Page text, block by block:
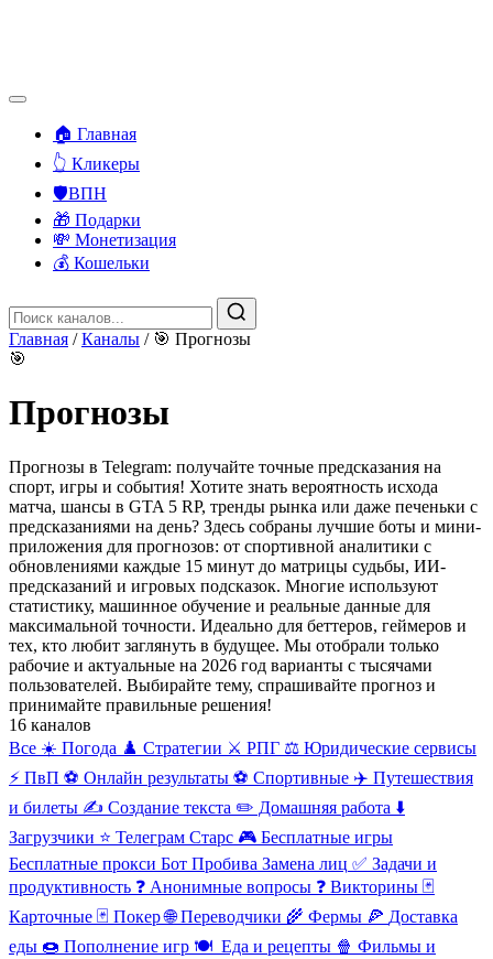
🏠 Главная
👆 Кликеры
🛡️ВПН
🎁 Подарки
💸 Монетизация
💰 Кошельки
Главная / Каналы / 🎯 Прогнозы
🎯
Прогнозы
Прогнозы в Telegram: получайте точные предсказания на
спорт, игры и события! Хотите знать вероятность исхода
матча, шансы в GTA 5 RP, тренды рынка или даже печеньки с
предсказаниями на день? Здесь собраны лучшие боты и мини-
приложения для прогнозов: от спортивной аналитики с
обновлениями каждые 15 минут до матрицы судьбы, ИИ-
предсказаний и игровых подсказок. Многие используют
статистику, машинное обучение и реальные данные для
максимальной точности. Идеально для беттеров, геймеров и
тех, кто любит заглянуть в будущее. Мы отобрали только
рабочие и актуальные на 2026 год варианты с тысячами
пользователей. Выбирайте тему, спрашивайте прогноз и
принимайте правильные решения!
16 каналов
Все ☀️ Погода ♟️ Стратегии ⚔️ РПГ ⚖️ Юридические сервисы
⚡ ПвП ⚽ Онлайн результаты ⚽ Спортивные ✈️ Путешествия
и билеты ✍️ Создание текста ✏️ Домашняя работа ⬇️
Загрузчики ⭐ Телеграм Старс 🎮 Бесплатные игры
Бесплатные прокси Бот Пробива Замена лиц ✅ Задачи и
продуктивность ❓ Анонимные вопросы ❓ Викторины 🃏
Карточные 🃏 Покер 🌐 Переводчики 🌾 Фермы 🍕 Доставка
еды 🍩 Пополнение игр 🍽 ️ ️Еда и рецепты 🍿 Фильмы и